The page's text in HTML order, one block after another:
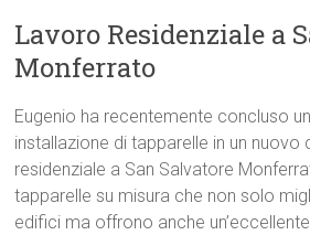
Lavoro Residenziale a
Monferrato
Eugenio ha recentemente concluso
installazione di tapparelle in un nuovo
residenziale a San Salvatore
tapparelle su misura che non solo
edifici ma offrono anche